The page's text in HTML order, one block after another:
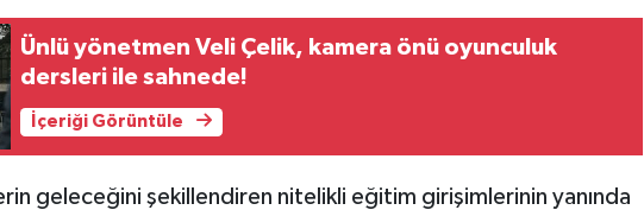
Ünlü yönetmen Veli Çelik, kamera önü oyunculuk
dersleri ile sahnede!
İçeriği Görüntüle
geleceğini şekillendiren nitelikli eğitim girişimlerinin yanında